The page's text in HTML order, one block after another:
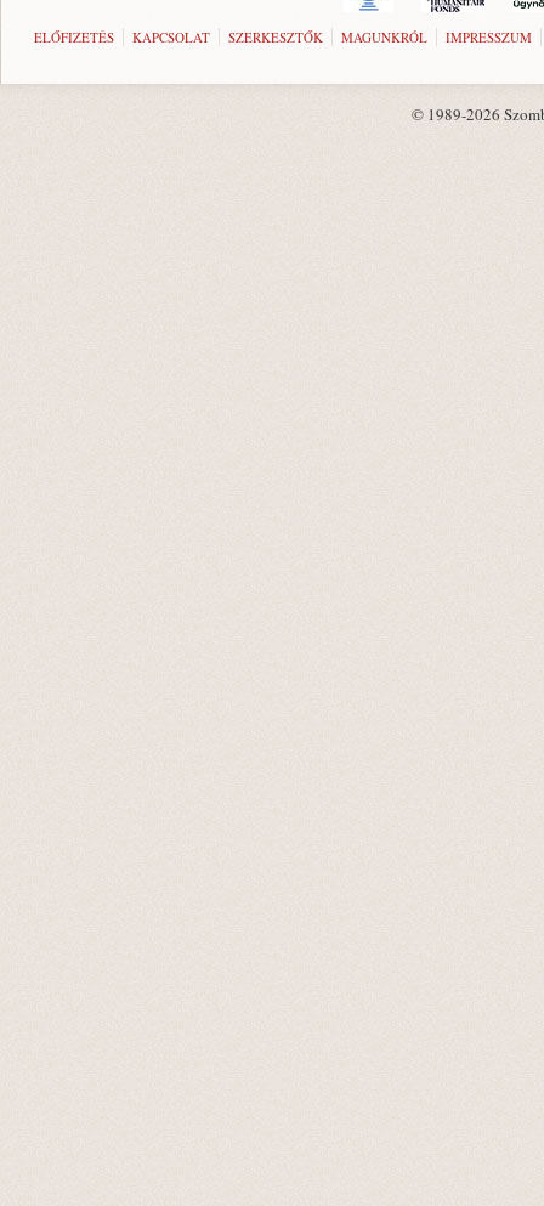
ELŐFIZETÉS KAPCSOLAT SZERKESZTŐK MAGUNKRÓL IMPRESSZUM
© 1989-2026